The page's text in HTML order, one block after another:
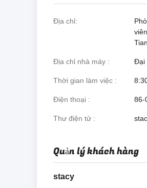
Địa chỉ
Địa chỉ nhà máy Đại
Thời gian làm việc
Điện thoại 86-
Thư điện tử
Quản lý khách hàng
stacy